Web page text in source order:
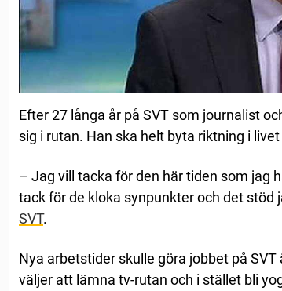
Efter 27 långa år på SVT som journalist
sig i rutan. Han ska helt byta riktning i
– Jag vill tacka för den här tiden som jag
tack för de kloka synpunkter och det stöd
SVT.
Nya arbetstider skulle göra jobbet på
väljer att lämna tv-rutan och i stället bli